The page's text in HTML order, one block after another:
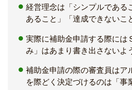
経営理念は「シンプルである
あること」「達成できないこ
実際に補助金申請する際には
み」はあまり書き出さないよ
補助金申請の際の審査員はア
を際どく決定づけるのは「事